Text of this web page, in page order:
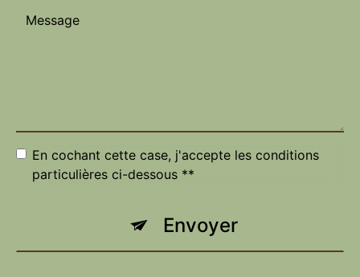
En cochant cette case, j'accepte les conditions
particulières ci-dessous **
Envoyer